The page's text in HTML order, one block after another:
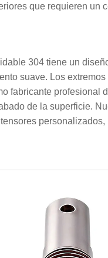
que requieren un
304 tiene un
suave. Los
fabricante profesional
de la superficie.